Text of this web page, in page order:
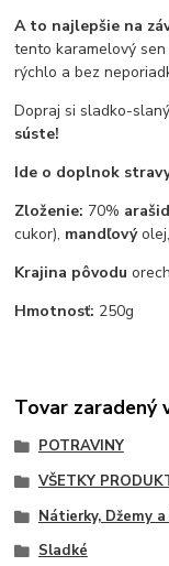
A to najlepšie na
tento karamelový
rýchlo a bez
Dopraj si sladko-
súste!
Ide o doplnok
Zloženie: 70%
cukor), mandľový
Krajina pôvodu
Hmotnosť: 250g
Tovar zaradený
POTRAVINY
VŠETKY
Nátierky, Džemy
Sladké